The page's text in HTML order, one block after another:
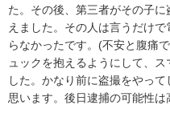
た。その後、第三者がその子
えました。その人は言うだけ
らなかったです。(不安と腹痛
ュックを抱えるようにして、
した。かなり前に盗撮をやっ
思います。後日逮捕の可能性は